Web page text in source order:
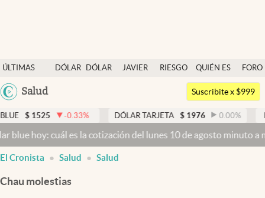
ÚLTIMAS
NOTICIAS
DÓLAR
DÓLAR
JAVIER
RIESGO
QUIÉN ES
QUIÉN
FORO
Argentina
México
Salud
Dólar
Members
Economía y Política
Finanzas y Mercados
Mercados Online
Negocios
Suscribite x $999
-0.33% DÓLAR TARJETA $ 1976 0.00% DÓLAR
cuál es la cotización del lunes 10 de agosto minuto a minuto
El Cronista Salud Salud
Chau molestias